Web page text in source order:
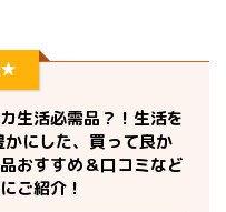
★
生活必需品？！生活を
にした、買って良か
おすすめ＆口コミなど
ご紹介！